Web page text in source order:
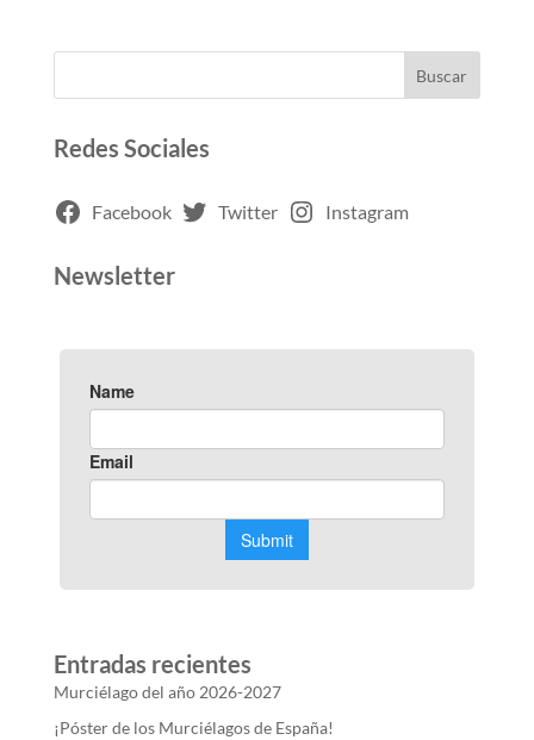
Buscar
Redes Sociales
Facebook Twitter Instagram
Newsletter
Entradas recientes
Murciélago del año 2026-2027
¡Póster de los Murciélagos de España!